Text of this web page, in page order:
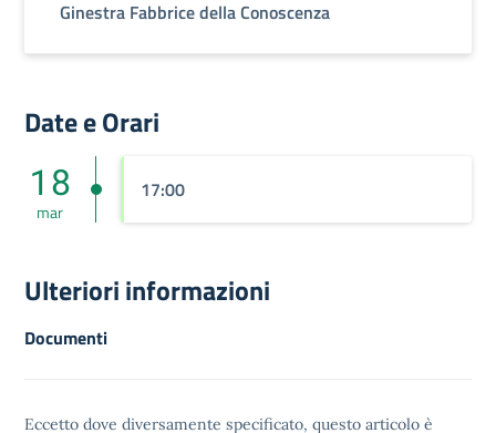
Ginestra Fabbrice della Conoscenza
Date e Orari
18
mar
17:00
Ulteriori informazioni
Documenti
Eccetto dove diversamente specificato, questo articolo è